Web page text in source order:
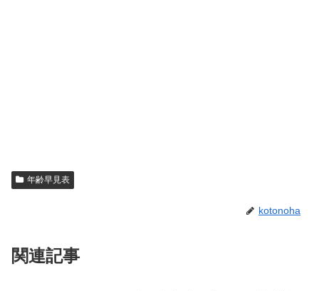
年齢早見表
kotonoha
関連記事